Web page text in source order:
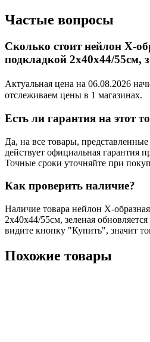
Частые вопросы
Сколько стоит нейлон Х-
подкладкой 2х40х44/55см,
Актуальная цена на 06.08.2026
отслеживаем цены в 1 магазинах.
Есть ли гарантия на этот
Да, на все товары,
действует официальная гарантия
Точные сроки уточняйте при
Как проверить наличие?
Наличие товара нейлон Х-
2х40х44/55см, зеленая
видите кнопку "Купить", значит
Похожие товары